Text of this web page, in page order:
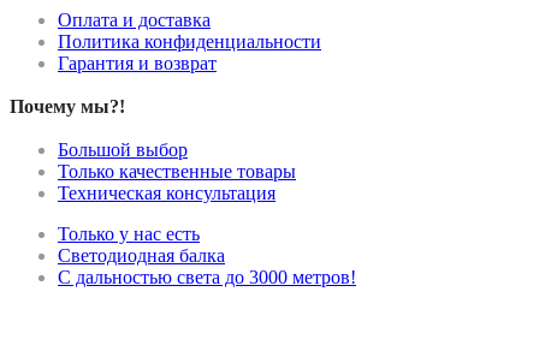
Оплата и доставка
Политика конфиденциальности
Гарантия и возврат
Почему мы?!
Большой выбор
Только качественные товары
Техническая консультация
Только у нас есть
Светодиодная балка
С дальностью света до 3000 метров!